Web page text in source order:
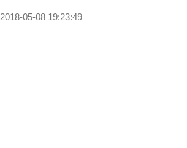
2018-05-08 19:23:49